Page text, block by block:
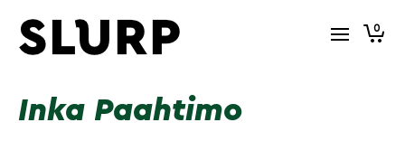
0
Inka Paahtimo